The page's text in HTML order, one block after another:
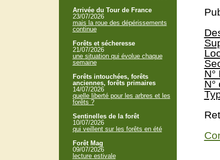
N°
N°
Arrivée du Tour de France
23/07/2026
mais la roue des dépérissements
continue
Forêts et sécheresse
21/07/2026
une situation qui évolue chaque
semaine
Forêts intouchées, forêts
anciennes, forêts primaires
14/07/2026
quelle liberté pour les arbres et les
forêts ?
Sentinelles de la forêt
10/07/2026
qui veillent sur les forêts en été
Forêt Mag
09/07/2026
lecture estivale